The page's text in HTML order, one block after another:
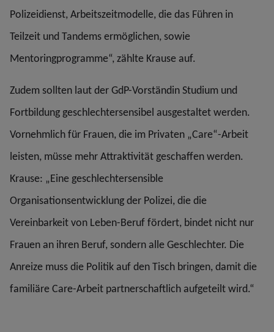
Polizeidienst, Arbeitszeitmodelle, die das Führen in
Teilzeit und Tandems ermöglichen, sowie
Mentoringprogramme“, zählte Krause auf.
Zudem sollten laut der GdP-Vorständin Studium und
Fortbildung geschlechtersensibel ausgestaltet werden.
Vornehmlich für Frauen, die im Privaten „Care“-Arbeit
leisten, müsse mehr Attraktivität geschaffen werden.
Krause: „Eine geschlechtersensible
Organisationsentwicklung der Polizei, die die
Vereinbarkeit von Leben-Beruf fördert, bindet nicht nur
Frauen an ihren Beruf, sondern alle Geschlechter. Die
Anreize muss die Politik auf den Tisch bringen, damit die
familiäre Care-Arbeit partnerschaftlich aufgeteilt wird.“